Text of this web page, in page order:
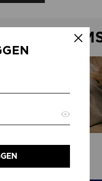
MERK
PENN&INK N.Y